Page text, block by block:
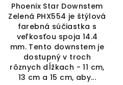
Phoenix Star Downstem
Zelená PHX554 je štýlová
farebná súčiastka s
veľkosťou spoja 14.4
mm. Tento downstem je
dostupný v troch
rôznych dĺžkach - 11 cm,
13 cm a 15 cm, aby...